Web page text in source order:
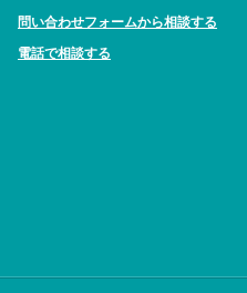
問い合わせフォームから相談する
電話で相談する